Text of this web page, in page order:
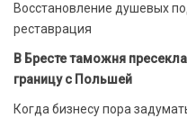
Восстановление душевых
реставрация
В Бресте таможня
границу с Польшей
Когда бизнесу пора